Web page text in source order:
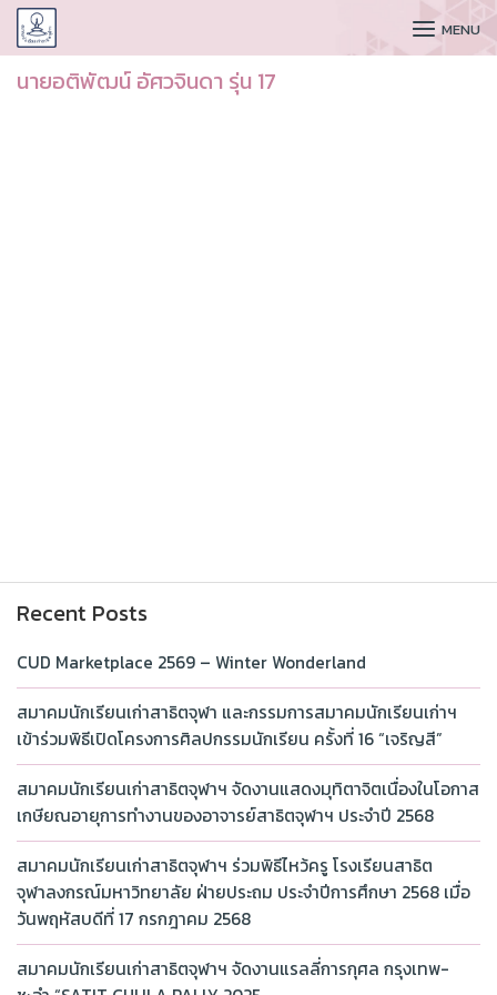
CUDAA MENU
นายอติพัฒน์ อัศวจินดา รุ่น 17
Recent Posts
CUD Marketplace 2569 – Winter Wonderland
สมาคมนักเรียนเก่าสาธิตจุฬา และกรรมการสมาคมนักเรียนเก่าฯ
เข้าร่วมพิธีเปิดโครงการศิลปกรรมนักเรียน ครั้งที่ 16 “เจริญสี”
สมาคมนักเรียนเก่าสาธิตจุฬาฯ จัดงานแสดงมุทิตาจิตเนื่องในโอกาส
เกษียณอายุการทำงานของอาจารย์สาธิตจุฬาฯ ประจำปี 2568
สมาคมนักเรียนเก่าสาธิตจุฬาฯ ร่วมพิธีไหว้ครู โรงเรียนสาธิต
จุฬาลงกรณ์มหาวิทยาลัย ฝ่ายประถม ประจำปีการศึกษา 2568 เมื่อ
วันพฤหัสบดีที่ 17 กรกฎาคม 2568
สมาคมนักเรียนเก่าสาธิตจุฬาฯ จัดงานแรลลี่การกุศล กรุงเทพ-